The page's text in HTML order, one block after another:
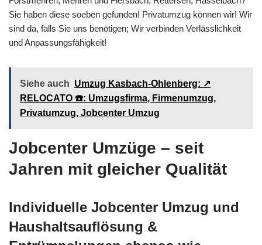
Sie haben diese soeben gefunden! Privatumzug können wir! Wir
sind da, falls Sie uns benötigen; Wir verbinden Verlässlichkeit
und Anpassungsfähigkeit!
Siehe auch Umzug Kasbach-Ohlenberg: ↗️
RELOCATO ☎️: Umzugsfirma, Firmenumzug,
Privatumzug, Jobcenter Umzug
Jobcenter Umzüge – seit
Jahren mit gleicher Qualität
Individuelle Jobcenter Umzug und
Haushaltsauflösung &